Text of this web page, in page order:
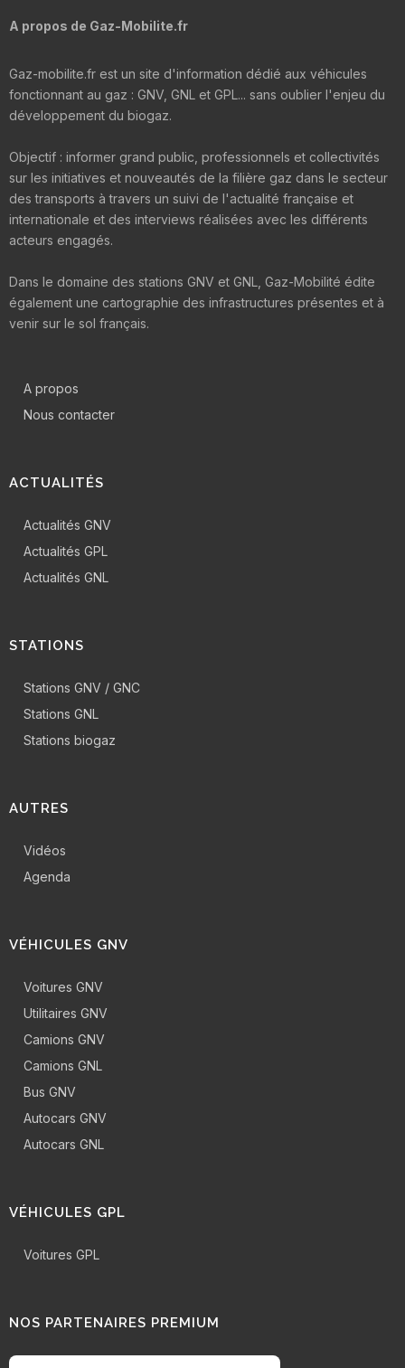
A propos de Gaz-Mobilite.fr
Gaz-mobilite.fr est un site d'information dédié aux véhicules
fonctionnant au gaz : GNV, GNL et GPL... sans oublier l'enjeu du
développement du biogaz.
Objectif : informer grand public, professionnels et collectivités
sur les initiatives et nouveautés de la filière gaz dans le secteur
des transports à travers un suivi de l'actualité française et
internationale et des interviews réalisées avec les différents
acteurs engagés.
Dans le domaine des stations GNV et GNL, Gaz-Mobilité édite
également une cartographie des infrastructures présentes et à
venir sur le sol français.
A propos
Nous contacter
ACTUALITÉS
Actualités GNV
Actualités GPL
Actualités GNL
STATIONS
Stations GNV / GNC
Stations GNL
Stations biogaz
AUTRES
Vidéos
Agenda
VÉHICULES GNV
Voitures GNV
Utilitaires GNV
Camions GNV
Camions GNL
Bus GNV
Autocars GNV
Autocars GNL
VÉHICULES GPL
Voitures GPL
NOS PARTENAIRES PREMIUM